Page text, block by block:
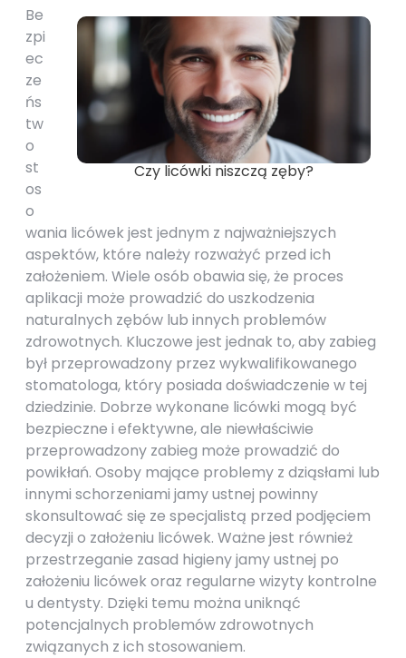
Czy licówki niszczą zęby?
Be
zpi
ec
ze
ńs
tw
o
st
os
o
wania licówek jest jednym z najważniejszych
aspektów, które należy rozważyć przed ich
założeniem. Wiele osób obawia się, że proces
aplikacji może prowadzić do uszkodzenia
naturalnych zębów lub innych problemów
zdrowotnych. Kluczowe jest jednak to, aby zabieg
był przeprowadzony przez wykwalifikowanego
stomatologa, który posiada doświadczenie w tej
dziedzinie. Dobrze wykonane licówki mogą być
bezpieczne i efektywne, ale niewłaściwie
przeprowadzony zabieg może prowadzić do
powikłań. Osoby mające problemy z dziąsłami lub
innymi schorzeniami jamy ustnej powinny
skonsultować się ze specjalistą przed podjęciem
decyzji o założeniu licówek. Ważne jest również
przestrzeganie zasad higieny jamy ustnej po
założeniu licówek oraz regularne wizyty kontrolne
u dentysty. Dzięki temu można uniknąć
potencjalnych problemów zdrowotnych
związanych z ich stosowaniem.